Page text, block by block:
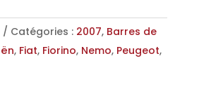
Catégories : 2007, Barres de
, Fiat, Fiorino, Nemo, Peugeot,